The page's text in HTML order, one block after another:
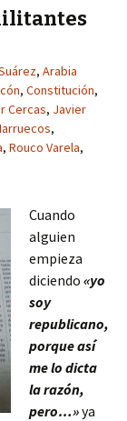
, Arabia
, Constitución,
Cercas, Javier
,
, Rouco Varela,
Cuando
alguien
empieza
diciendo «yo
soy
republicano,
porque así
me lo dicta
la razón,
pero…»ya